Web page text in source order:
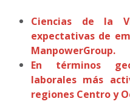
Ciencias de la
expectativas de
ManpowerGroup.
En términos
laborales más
regiones Centro y